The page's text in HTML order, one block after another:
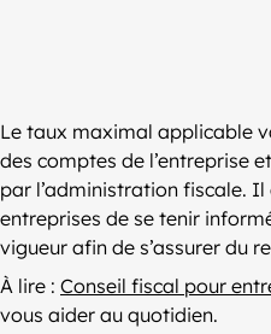
Le taux maximal applicable
des comptes de l’entreprise
par l’administration fiscale.
entreprises de se tenir
vigueur afin de s’assurer du
À lire : Conseil fiscal pour
vous aider au quotidien.